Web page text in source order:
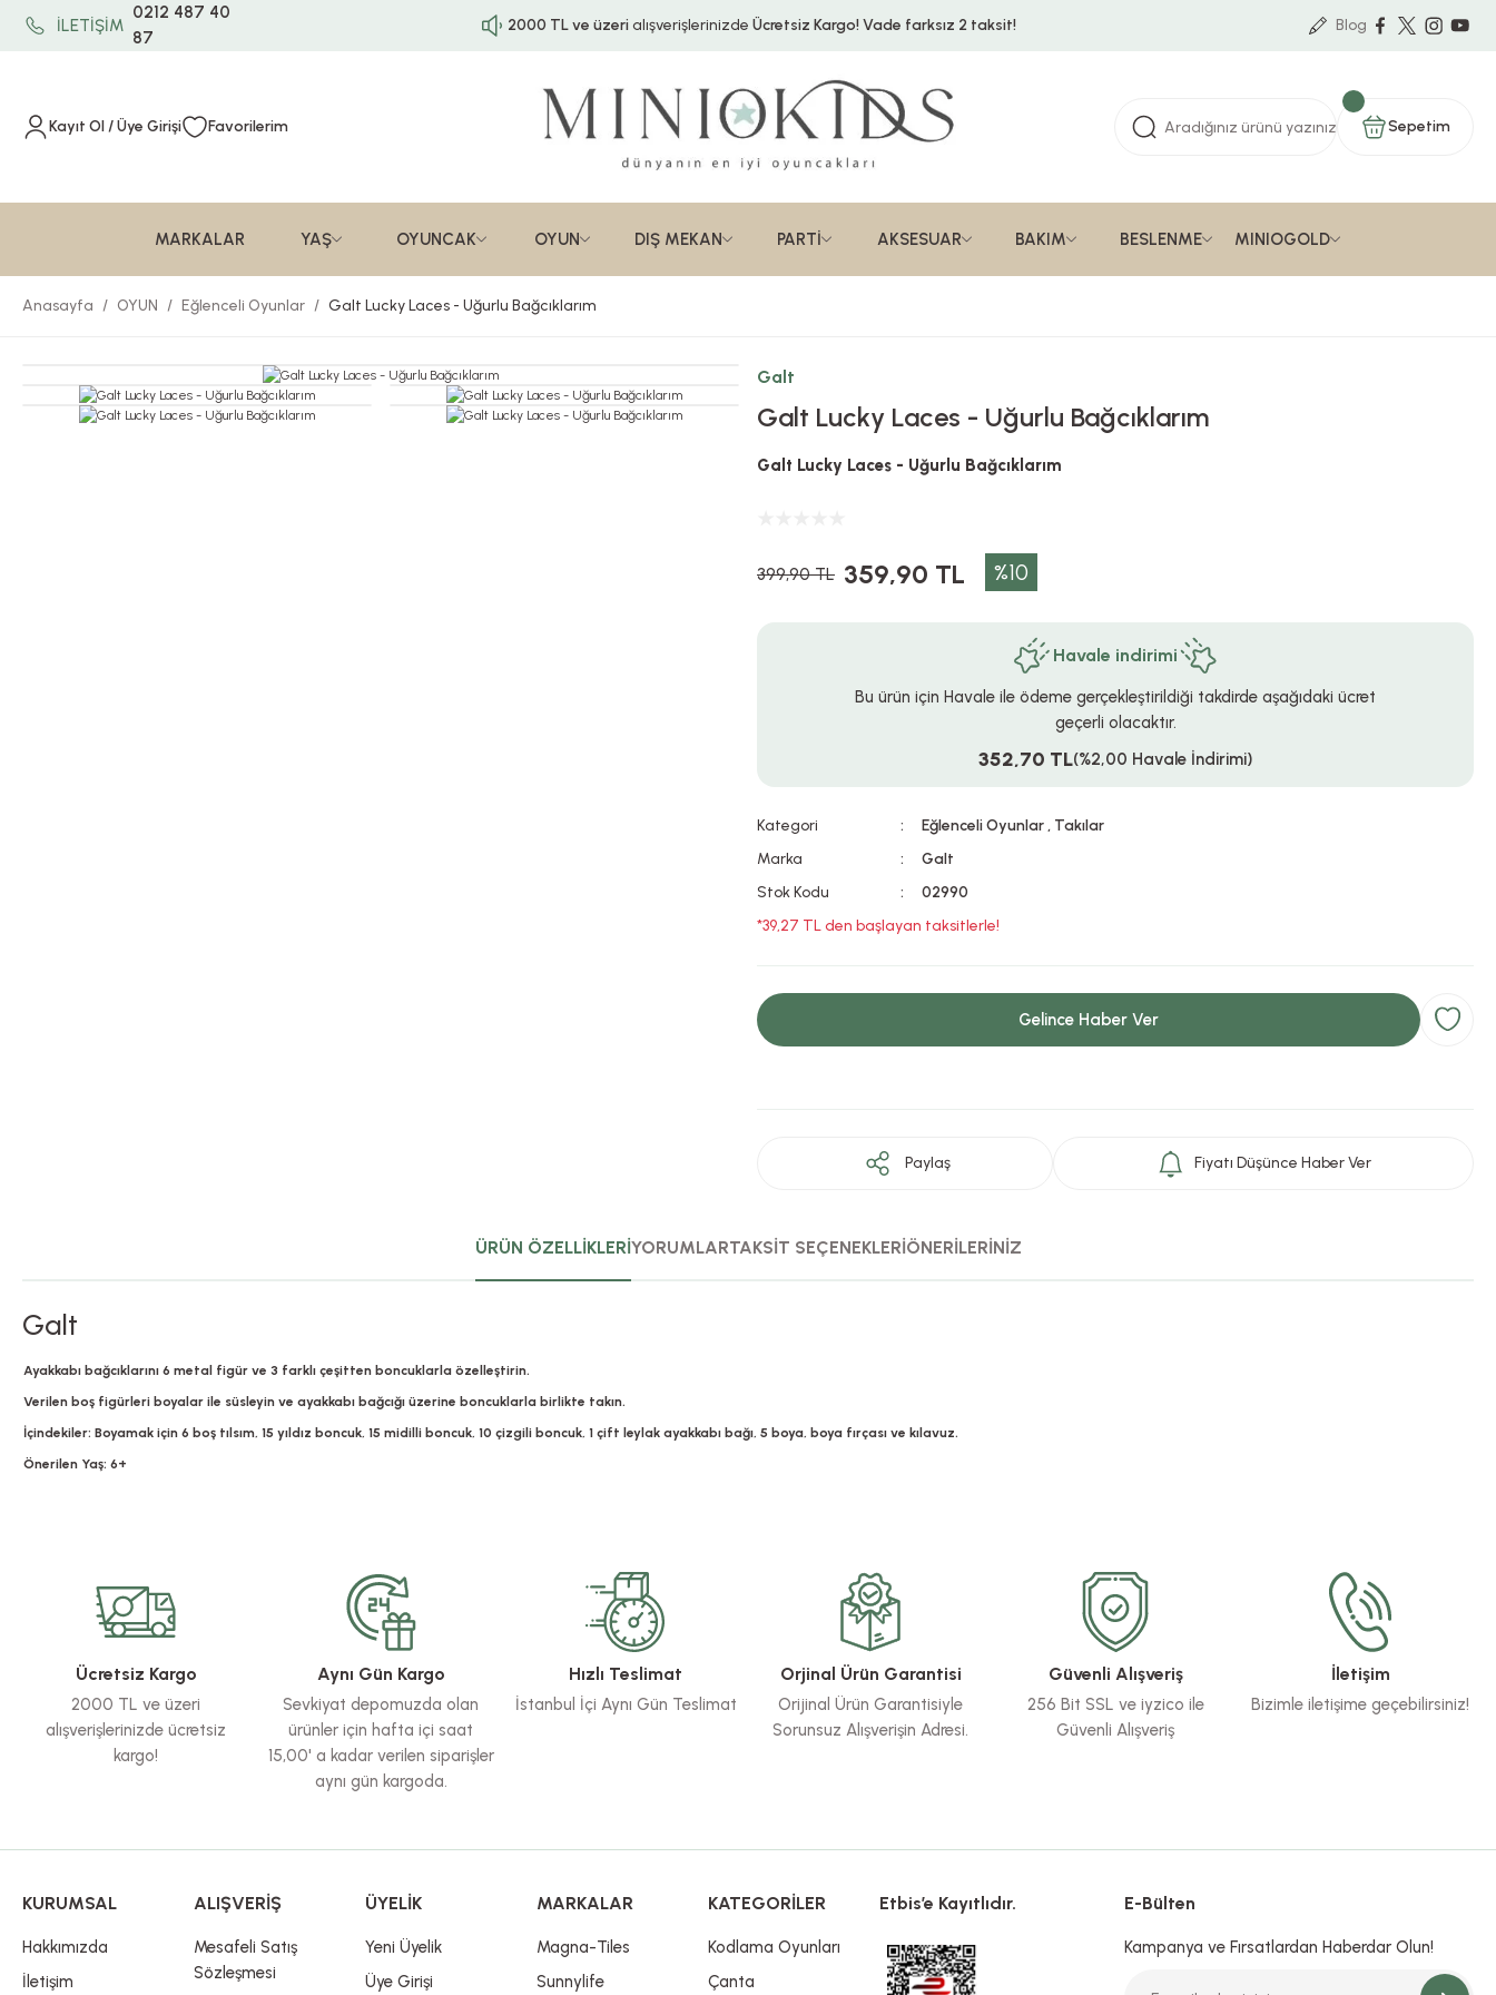
İLETİŞİM
0212 487 40
87
2000 TL ve üzerialışverişlerinizde Ücretsiz Kargo!Vade farksız 2 taksit! Blog
Kayıt Ol / Üye Girişi Favorilerim Sepetim
MARKALAR YAŞ OYUNCAK OYUN DIŞ MEKAN PARTİ AKSESUAR BAKIM BESLENME MINIOGOLD
Anasayfa OYUN Eğlenceli Oyunlar Galt Lucky Laces - Uğurlu Bağcıklarım
Galt
Galt Lucky Laces - Uğurlu Bağcıklarım
Galt Lucky Laces - Uğurlu Bağcıklarım
399,90 TL 359,90 TL %10
Havale indirimi
Bu ürün için Havale ile ödeme gerçekleştirildiği takdirde aşağıdaki ücret
geçerli olacaktır.
352,70 TL(%2,00 Havale İndirimi)
Kategori Eğlenceli Oyunlar, Takılar
Marka
Galt
Stok Kodu
02990
*39,27 TL den başlayan taksitlerle!
Gelince Haber Ver
Paylaş Fiyatı Düşünce Haber Ver
ÜRÜN ÖZELLİKLERİYORUMLARTAKSİT SEÇENEKLERİÖNERİLERİNİZ
Galt
Ayakkabı bağcıklarını 6 metal figür ve 3 farklı çeşitten boncuklarla özelleştirin.
Verilen boş figürleri boyalar ile süsleyin ve ayakkabı bağcığı üzerine boncuklarla birlikte takın.
İçindekiler: Boyamak için 6 boş tılsım, 15 yıldız boncuk, 15 midilli boncuk, 10 çizgili boncuk, 1 çift leylak ayakkabı bağı, 5 boya, boya fırçası ve kılavuz.
Önerilen Yaş: 6+
Ürün resmi kalitesiz, bozuk veya görüntülenemiyor.
Ürün açıklamasında eksik bilgiler bulunuyor.
Ürün bilgilerinde hatalar bulunuyor.
Ürün fiyatı diğer sitelerden daha pahalı.
Bu ürüne benzer farklı alternatifler olmalı.
Ücretsiz Kargo
2000 TL ve üzeri
alışverişlerinizde ücretsiz
kargo!
Aynı Gün Kargo
Sevkiyat depomuzda olan
ürünler için hafta içi saat
15,00' a kadar verilen siparişler
aynı gün kargoda.
Hızlı Teslimat
İstanbul İçi Aynı Gün Teslimat
Orjinal Ürün Garantisi
Orijinal Ürün Garantisiyle
Sorunsuz Alışverişin Adresi.
Güvenli Alışveriş
256 Bit SSL ve iyzico ile
Güvenli Alışveriş
İletişim
Bizimle iletişime geçebilirsiniz!
KURUMSAL
Hakkımızda
İletişim
ALIŞVERİŞ
Mesafeli Satış
Sözleşmesi
ÜYELİK
Yeni Üyelik
Üye Girişi
MARKALAR
Magna-Tiles
Sunnylife
KATEGORİLER
Kodlama Oyunları
Çanta
Etbis’e Kayıtlıdır. E-Bülten
Kampanya ve Fırsatlardan Haberdar Olun!